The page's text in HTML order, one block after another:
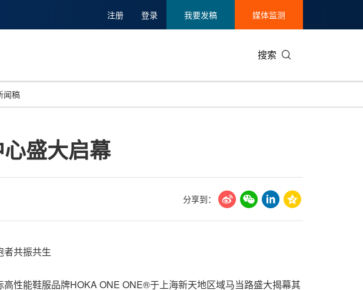
注册 登录 我要发稿 媒体监测
搜索
投资并购
美国临床肿瘤学会(ASCO)
能源化工与环保
马来西亚
闻稿
盛大启幕
分享到：
者共振共生
性能鞋服品牌HOKA ONE ONE®于上海新天地区域马当路盛大揭幕其